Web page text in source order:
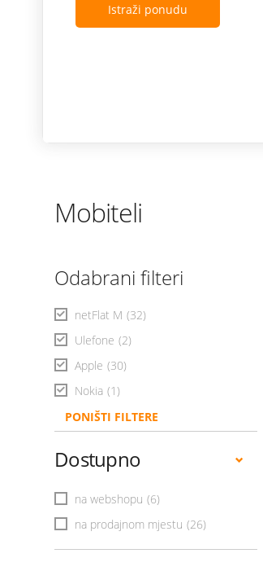
Istraži ponudu
Mobiteli
Odabrani filteri
netFlat M (32)
Ulefone (2)
Apple (30)
Nokia (1)
PONIŠTI FILTERE
Dostupno
na webshopu (6)
na prodajnom mjestu (26)